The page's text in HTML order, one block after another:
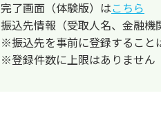
完了画面（体験版）はこちら
振込先情報（受取人名、金融
※振込先を事前に登録すること
※登録件数に上限はありません